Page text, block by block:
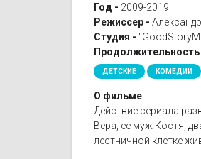
Год - 2009-2019
Режиссер -
Студия -
Продолжительность
ДЕТСКИЕ КОМЕДИИ
О фильме
Действие сериала
Вера, ее муж Костя,
лестничной клетке